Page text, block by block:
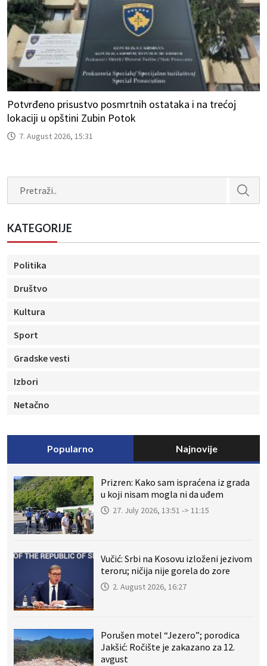
Potvrđeno prisustvo posmrtnih ostataka i na trećoj
lokaciji u opštini Zubin Potok
7. August 2026, 15:31
KATEGORIJE
Politika
Društvo
Kultura
Sport
Gradske vesti
Izbori
Netačno
Popularno Najnovije
Prizren: Kako sam ispraćena iz grada
u koji nisam mogla ni da uđem
27. July 2026, 13:51 -> 11:15
Vučić: Srbi na Kosovu izloženi jezivom
teroru; ničija nije gorela do zore
2. August 2026, 16:27
Porušen motel “Jezero”; porodica
Jakšić: Ročište je zakazano za 12.
avgust